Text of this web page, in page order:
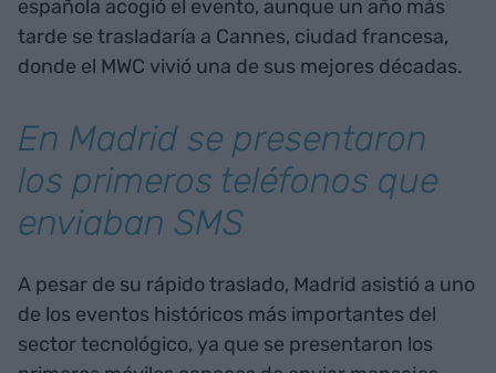
española acogió el evento, aunque un año más
tarde se trasladaría a Cannes, ciudad francesa,
donde el MWC vivió una de sus mejores décadas.
En Madrid se presentaron
los primeros teléfonos que
enviaban SMS
A pesar de su rápido traslado, Madrid asistió a uno
de los eventos históricos más importantes del
sector tecnológico, ya que se presentaron los